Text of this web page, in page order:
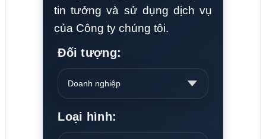
tin tưởng và sử dụng dịch vụ
của Công ty chúng tôi.
Đối tượng:
Loại hình: